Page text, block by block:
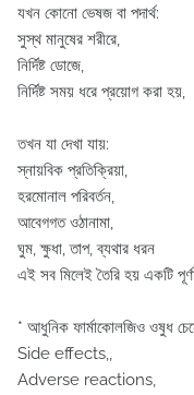
যখন কোনো ভেষজ বা পদার্থ:
সুস্থ মানুষের শরীরে,
নির্দিষ্ট ডোজে,
নির্দিষ্ট সময় ধরে প্রয়োগ করা হয়,
তখন যা দেখা যায়:
স্নায়বিক প্রতিক্রিয়া,
হরমোনাল পরিবর্তন,
আবেগগত ওঠানামা,
ঘুম, ক্ষুধা, তাপ, ব্যথার ধরন
এই সব মিলেই তৈরি হয় একটি
* আধুনিক ফার্মাকোলজিও ওষুধ
Side effects,,
Adverse reactions,